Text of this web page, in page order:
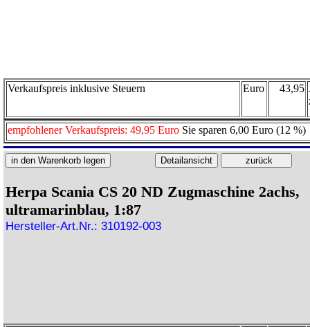
Verkaufspreis inklusive Steuern Euro 43,95
empfohlener Verkaufspreis: 49,95 Euro Sie sparen 6,00 Euro (12 %)
Herpa Scania CS 20 ND Zugmaschine 2achs,
ultramarinblau, 1:87
Hersteller-Art.Nr.: 310192-003